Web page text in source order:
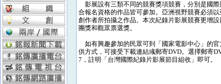
影展設有三類不同的競賽獎項競賽，分別是國
合報名資格的作品皆可參加。亞洲視野競賽必須
創作者所拍攝之作品。本次紀錄片影展競賽更增
團獎和觀眾票選獎。
如有興趣參加的民眾可到「國家電影中心」的
供方式，可接受下載連結彧郵寄DVD。選擇郵寄
7，註明「台灣國際紀錄片影展節目組收」即可。